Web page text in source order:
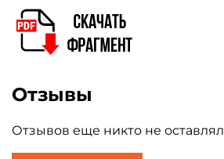
Отзывы
Отзывов еще никто не оставлял